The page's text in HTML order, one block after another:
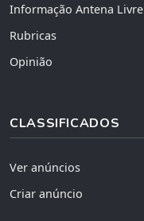
Informação Antena Livre
Rubricas
Opinião
CLASSIFICADOS
Ver anúncios
Criar anúncio